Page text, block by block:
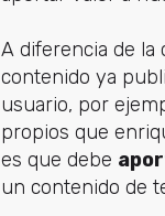
A diferencia de la
contenido ya
usuario, por
propios que
es que debe
un contenido de